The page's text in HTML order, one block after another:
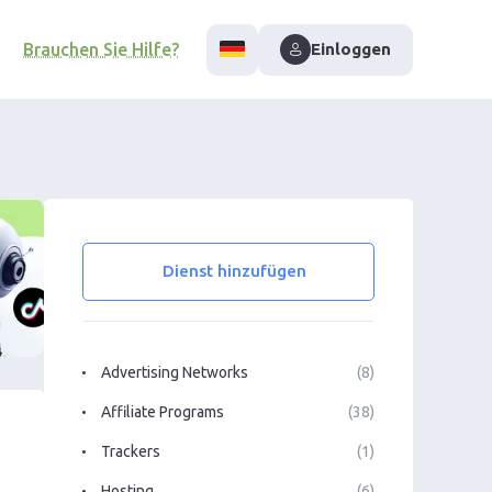
Brauchen Sie Hilfe? Einloggen
Dienst hinzufügen
Advertising Networks (8)
Affiliate Programs (38)
Trackers (1)